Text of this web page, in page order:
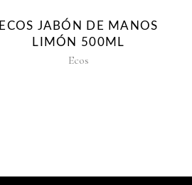
ECOS JABÓN DE MANOS
LIMÓN 500ML
Ecos